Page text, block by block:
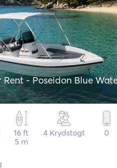
Blue Water
16 ft
5 m
4 Krydstogt 0